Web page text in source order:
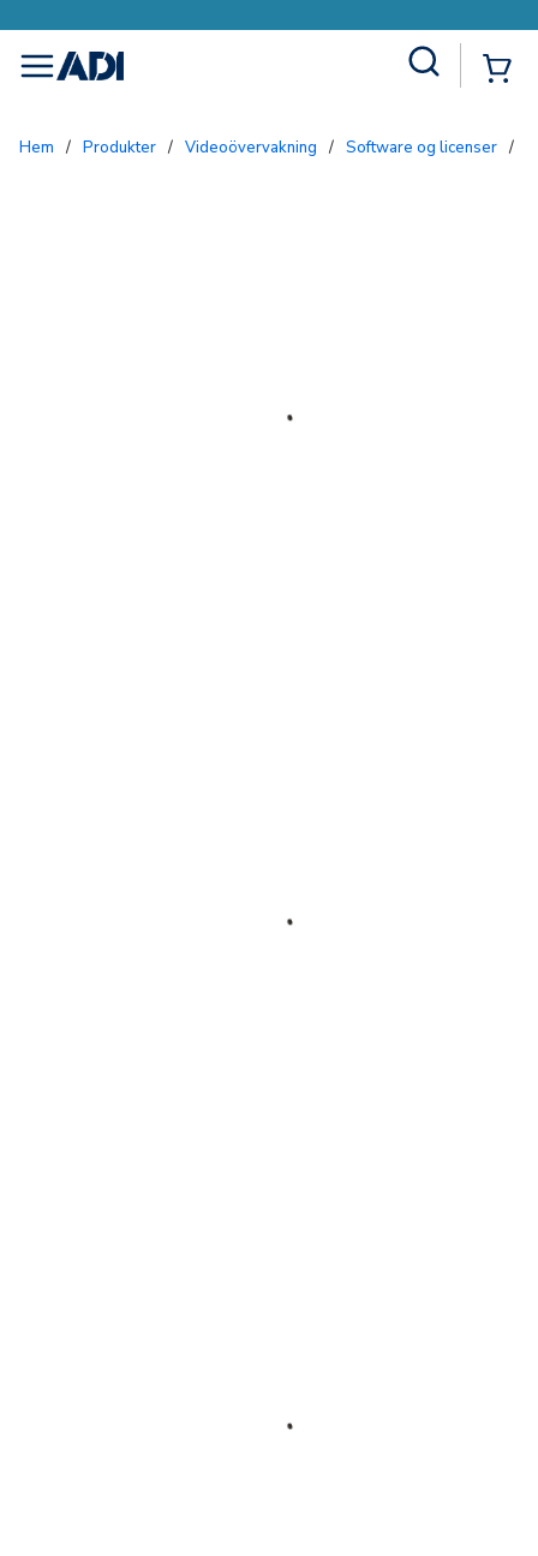
menu
Hem / Produkter / Videoövervakning / Software og licenser /